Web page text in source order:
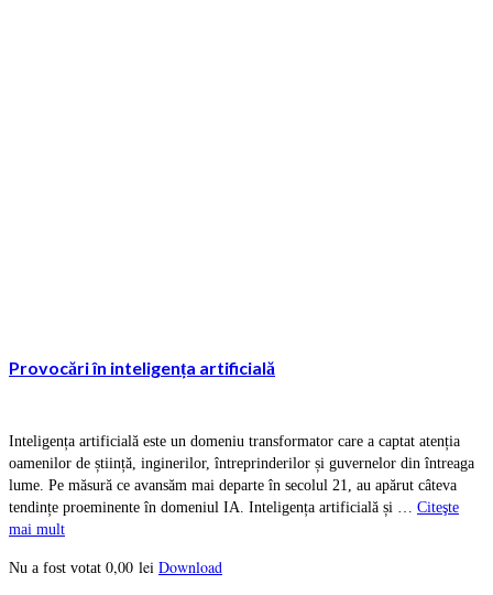
Provocări în inteligența artificială
Inteligența artificială este un domeniu transformator care a captat atenția
oamenilor de știință, inginerilor, întreprinderilor și guvernelor din întreaga
lume. Pe măsură ce avansăm mai departe în secolul 21, au apărut câteva
tendințe proeminente în domeniul IA. Inteligența artificială și … Citeşte
mai mult
Nu a fost votat 0,00 lei Download